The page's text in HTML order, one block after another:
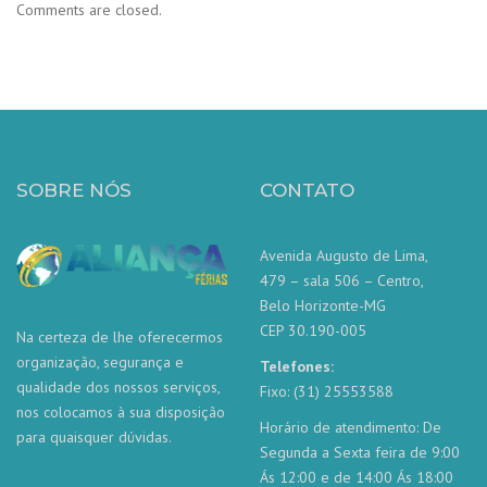
Comments are closed.
SOBRE NÓS
Na certeza de lhe oferecermos
organização, segurança e
qualidade dos nossos serviços,
nos colocamos à sua disposição
para quaisquer dúvidas.
CONTATO
Avenida Augusto de Lima,
479 – sala 506 – Centro,
Belo Horizonte-MG
CEP 30.190-005
Telefones:
Fixo: (31) 25553588
Horário de atendimento: De
Segunda a Sexta feira de 9:00
Ás 12:00 e de 14:00 Ás 18:00